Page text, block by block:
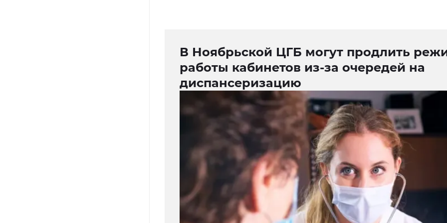
В Ноябрьской ЦГБ могут продлить
работы кабинетов из-за очередей на
диспансеризацию